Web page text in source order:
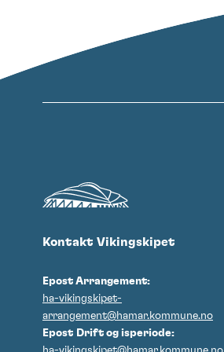
Kontakt Vikingskipet
Epost Arrangement:
ha-vikingskipet-
arrangement@hamar.kommune.no
Epost Drift og isperiode: